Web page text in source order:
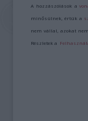
A hozzászólások a
minősülnek, értük a
nem vállal, azokat
Részletek a